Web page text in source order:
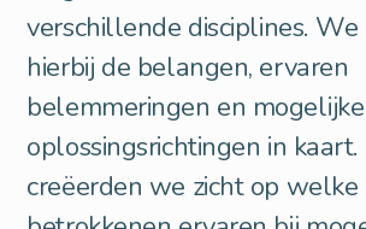
verschillende disciplines.
hierbij de belangen, ervaren
belemmeringen en mogelijke
oplossingsrichtingen in kaart.
creëerden we zicht op welke